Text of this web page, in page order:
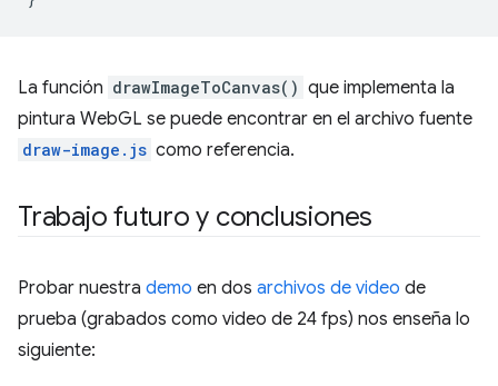
La función drawImageToCanvas() que implementa la
pintura WebGL se puede encontrar en el archivo fuente
draw-image.js como referencia.
Trabajo futuro y conclusiones
Probar nuestra demo en dos archivos de video de
prueba (grabados como video de 24 fps) nos enseña lo
siguiente: